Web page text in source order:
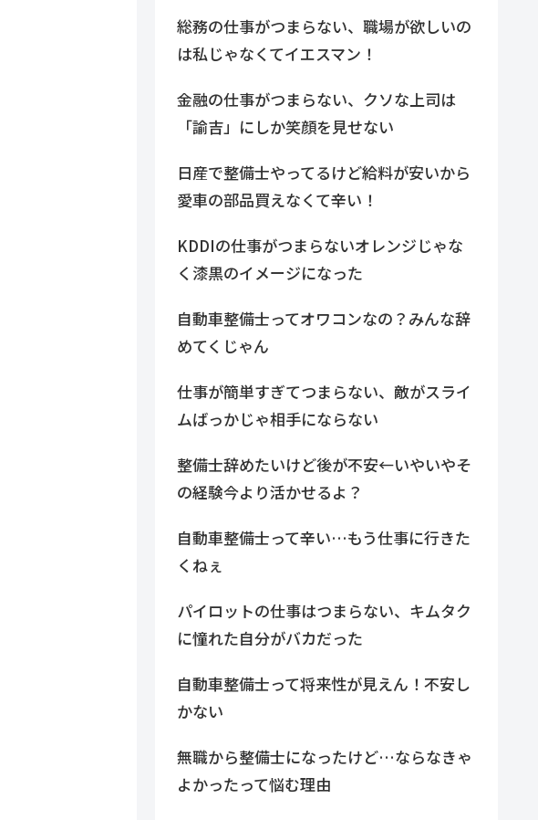
総務の仕事がつまらない、職場が欲しいの
は私じゃなくてイエスマン！
金融の仕事がつまらない、クソな上司は
「諭吉」にしか笑顔を見せない
日産で整備士やってるけど給料が安いから
愛車の部品買えなくて辛い！
KDDIの仕事がつまらないオレンジじゃな
く漆黒のイメージになった
自動車整備士ってオワコンなの？みんな辞
めてくじゃん
仕事が簡単すぎてつまらない、敵がスライ
ムばっかじゃ相手にならない
整備士辞めたいけど後が不安←いやいやそ
の経験今より活かせるよ？
自動車整備士って辛い…もう仕事に行きた
くねぇ
パイロットの仕事はつまらない、キムタク
に憧れた自分がバカだった
自動車整備士って将来性が見えん！不安し
かない
無職から整備士になったけど…ならなきゃ
よかったって悩む理由